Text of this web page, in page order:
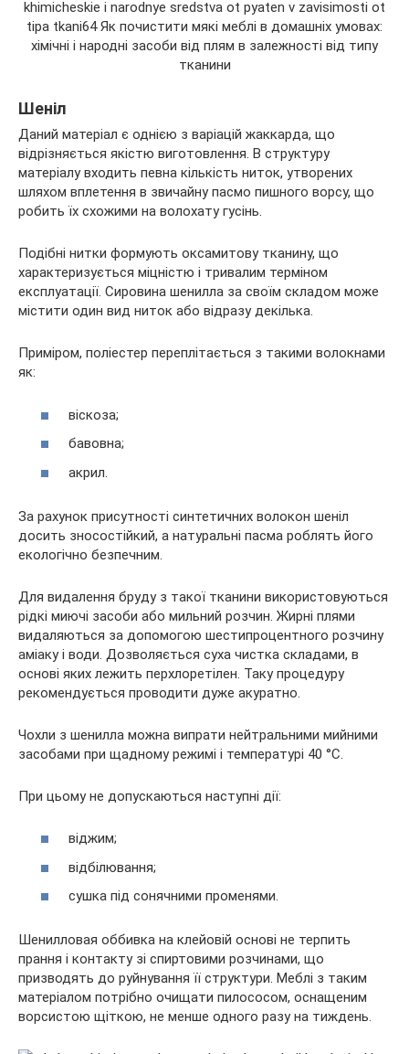
Шеніл
Даний матеріал є однією з варіацій жаккарда, що
відрізняється якістю виготовлення. В структуру
матеріалу входить певна кількість ниток, утворених
шляхом вплетення в звичайну пасмо пишного ворсу, що
робить їх схожими на волохату гусінь.
Подібні нитки формують оксамитову тканину, що
характеризується міцністю і тривалим терміном
експлуатації. Сировина шенилла за своїм складом може
містити один вид ниток або відразу декілька.
Приміром, поліестер переплітається з такими волокнами
як:
віскоза;
бавовна;
акрил.
За рахунок присутності синтетичних волокон шеніл
досить зносостійкий, а натуральні пасма роблять його
екологічно безпечним.
Для видалення бруду з такої тканини використовуються
рідкі миючі засоби або мильний розчин. Жирні плями
видаляються за допомогою шестипроцентного розчину
аміаку і води. Дозволяється суха чистка складами, в
основі яких лежить перхлоретілен. Таку процедуру
рекомендується проводити дуже акуратно.
Чохли з шенилла можна випрати нейтральними мийними
засобами при щадному режимі і температурі 40 °С.
При цьому не допускаються наступні дії:
віджим;
відбілювання;
сушка під сонячними променями.
Шенилловая оббивка на клейовій основі не терпить
прання і контакту зі спиртовими розчинами, що
призводять до руйнування її структури. Меблі з таким
матеріалом потрібно очищати пилососом, оснащеним
ворсистою щіткою, не менше одного разу на тиждень.